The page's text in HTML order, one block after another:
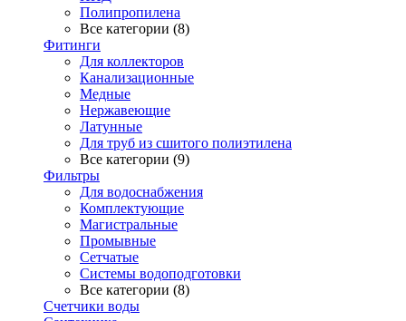
Полипропилена
Все категории (8)
Фитинги
Для коллекторов
Канализационные
Медные
Нержавеющие
Латунные
Для труб из сшитого полиэтилена
Все категории (9)
Фильтры
Для водоснабжения
Комплектующие
Магистральные
Промывные
Сетчатые
Системы водоподготовки
Все категории (8)
Счетчики воды